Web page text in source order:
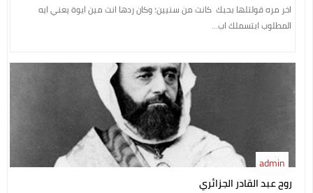
اخر مره قولتلها بحبك كانت من سنيين؛ وكان ردها انت مين ايوة يعني ايه
المطلوب ابتسملك اب...
روح عبد القادر الجزائري
admin